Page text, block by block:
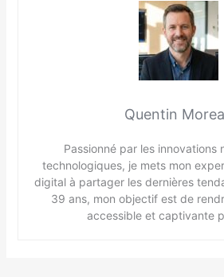
Quentin
Passionné par les innovations
technologiques, je mets mon
digital à partager les dernières
39 ans, mon objectif est de
accessible et captivante